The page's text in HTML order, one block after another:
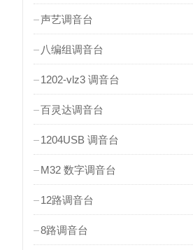
声艺调音台
八编组调音台
1202-vlz3 调音台
百灵达调音台
1204USB 调音台
M32 数字调音台
12路调音台
8路调音台